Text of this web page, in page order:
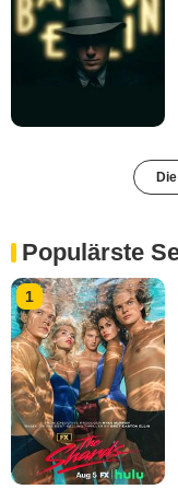
Populärste
1